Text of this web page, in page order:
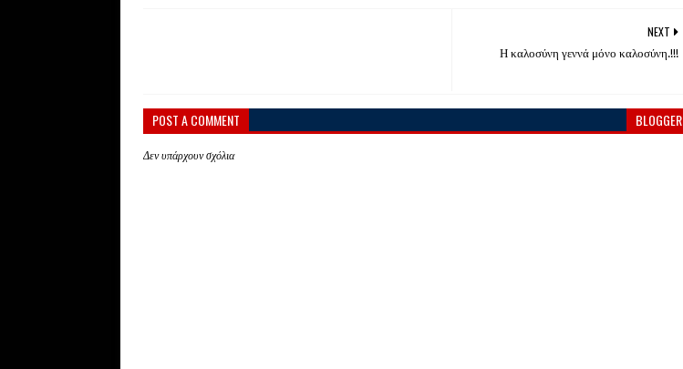
NEXT
Η καλοσύνη γεννά μόνο καλοσύνη.!!!
POST A COMMENT BLOGGER
Δεν υπάρχουν σχόλια